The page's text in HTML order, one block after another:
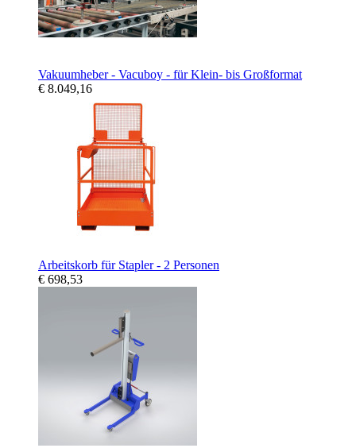
Vakuumheber - Vacuboy - für Klein- bis Großformat
€ 8.049,16
Arbeitskorb für Stapler - 2 Personen
€ 698,53